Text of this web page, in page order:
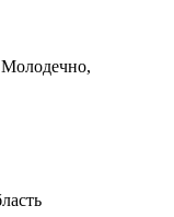
Молодечно,